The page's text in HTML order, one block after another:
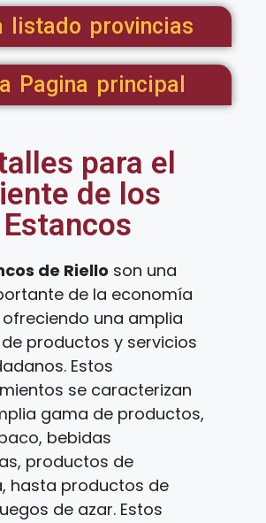
listado provincias
Pagina principal
para el
de los
Estancos
de Riello son una
de la economía
una amplia
productos y servicios
Estos
se caracterizan
gama de productos,
bebidas
productos de
hasta productos de
de azar. Estos